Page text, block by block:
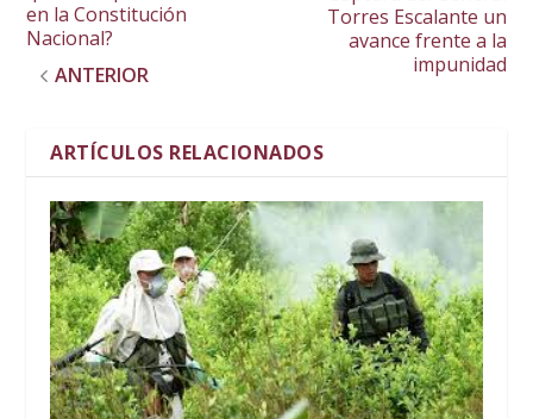
en la Constitución
Nacional?
ANTERIOR
Torres Escalante un
avance frente a la
impunidad
ARTÍCULOS RELACIONADOS